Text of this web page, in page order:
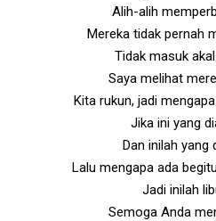
Alih-alih
Mereka tidak pernah
Tidak masuk
Saya melihat
Kita rukun, jadi
Jika ini yang
Dan inilah yang
Lalu mengapa ada
Jadi inilah
Semoga Anda